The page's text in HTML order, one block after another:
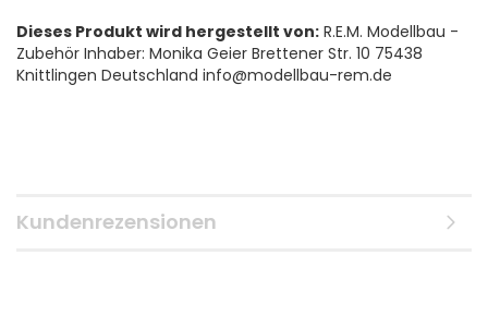
Dieses Produkt wird hergestellt von: R.E.M. Modellbau -
Zubehör Inhaber: Monika Geier Brettener Str. 10 75438
Knittlingen Deutschland info@modellbau-rem.de
Kundenrezensionen